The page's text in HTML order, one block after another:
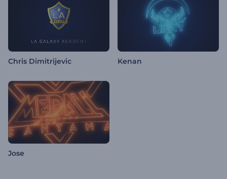
Chris Dimitrijevic Kenan
Jose